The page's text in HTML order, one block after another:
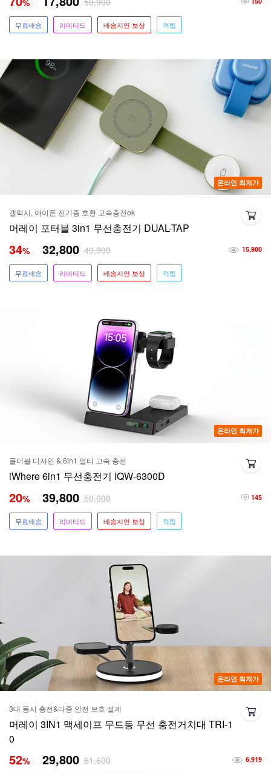
%
무료배송 리미티드 배송지연 보상 적립
온라인 최저가
갤럭시, 아이폰 전기종 호환 고속충전ok
머레이 포터블 3in1 무선충전기 DUAL-TAP
15,980
34% 32,800 49,900
무료배송 리미티드 배송지연 보상 적립
온라인 최저가
폴더블 디자인 & 6in1 멀티 고속 충전
iWhere 6in1 무선충전기 IQW-6300D
145
20% 39,800 50,000
무료배송 리미티드 배송지연 보상 적립
온라인 최저가
3대 동시 충전&다중 안전 보호 설계
머레이 3IN1 맥세이프 무드등 무선 충전거치대 TRI-1
0
6,919
52% 29,800 61,600